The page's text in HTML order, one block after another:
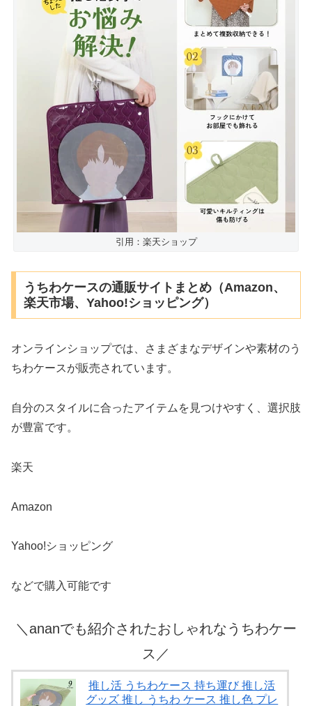
引用：楽天ショップ
うちわケースの通販サイトまとめ（Amazon、
楽天市場、Yahoo!ショッピング）
オンラインショップでは、さまざまなデザインや素材のう
ちわケースが販売されています。
自分のスタイルに合ったアイテムを見つけやすく、選択肢
が豊富です。
楽天
Amazon
Yahoo!ショッピング
などで購入可能です
＼ananでも紹介されたおしゃれなうちわケー
ス／
推し活 うちわケース 持ち運び 推し活
グッズ 推し うちわ ケース 推し色 プレ